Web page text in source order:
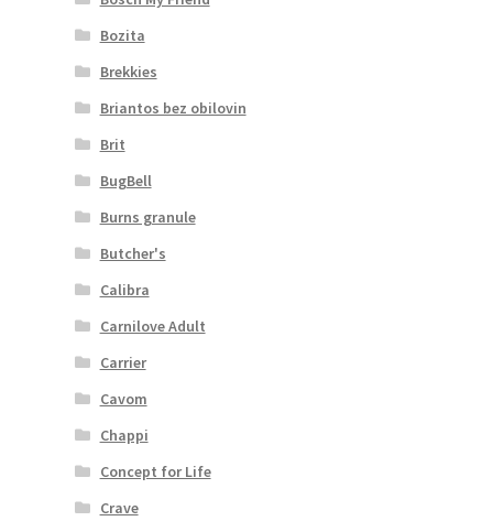
Bozita
Brekkies
Briantos bez obilovin
Brit
BugBell
Burns granule
Butcher's
Calibra
Carnilove Adult
Carrier
Cavom
Chappi
Concept for Life
Crave